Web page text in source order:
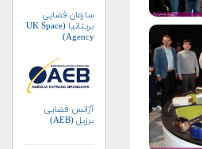
سازمان فضایی
بریتانیا (UK Space
Agency)
آژانس فضایی
برزیل (AEB)